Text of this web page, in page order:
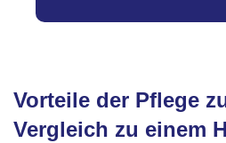
Vorteile der Pflege
Vergleich zu einem